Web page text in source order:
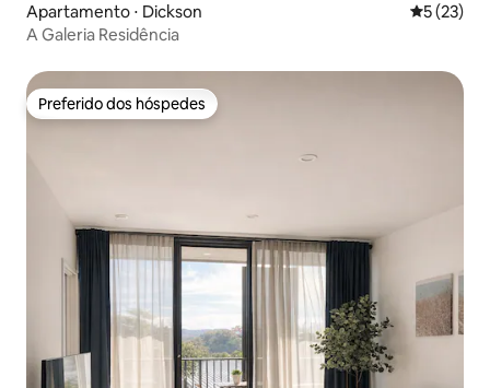
Apartamento ⋅ Dickson 5 de uma
5 (23)
A Galeria Residência
Preferido dos hóspedes
Preferido dos hóspedes